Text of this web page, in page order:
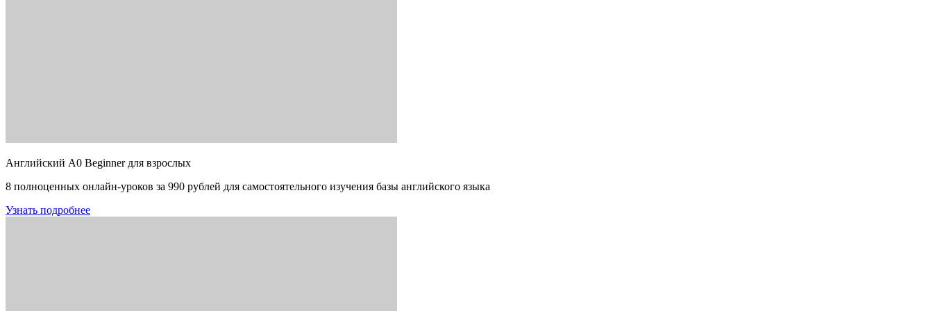
Английский A0 Beginner для взрослых
8 полноценных онлайн-уроков за 990 рублей для самостоятельного изучения базы английского языка
Узнать подробнее